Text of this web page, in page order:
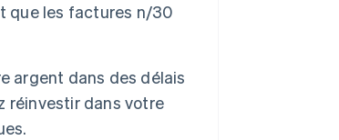
que les factures n/30
argent dans des délais
réinvestir dans votre